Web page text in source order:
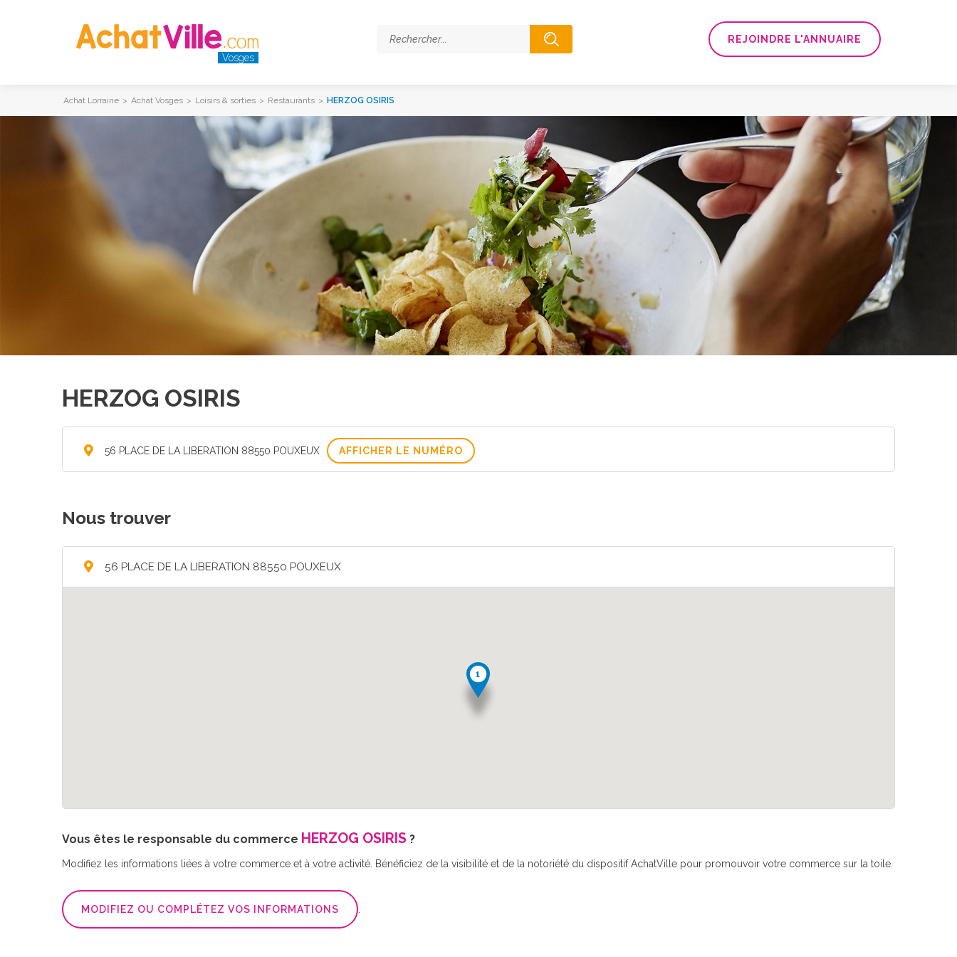
Vosges
REJOINDRE L'ANNUAIRE
Achat Lorraine > Achat Vosges > Loisirs & sorties > Restaurants > HERZOG OSIRIS
HERZOG OSIRIS
56 PLACE DE LA LIBERATION 88550 POUXEUX AFFICHER LE NUMÉRO
Nous trouver
56 PLACE DE LA LIBERATION 88550 POUXEUX
Vous êtes le responsable du commerce HERZOG OSIRIS ?
Modifiez les informations liées à votre commerce et à votre activité. Bénéficiez de la visibilité et de la notoriété du dispositif AchatVille pour promouvoir votre commerce sur la toile.
MODIFIEZ OU COMPLÉTEZ VOS INFORMATIONS